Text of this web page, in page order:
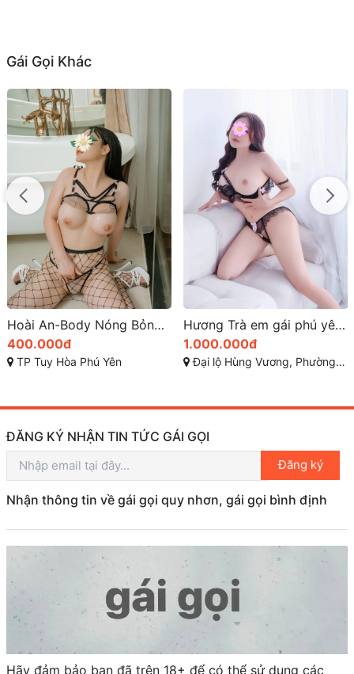
Gái Gọi Khác
Hoài An-Body Nóng Bỏng, Mông Đầm Chắc Cong Cớn, Làm Tình Nhiệt Tình Hết Mình
400.000đ
TP Tuy Hòa Phú Yên
Hương Trà em gái phú yên dễ thương và quyến rũ
1.000.000đ
Đại lộ Hùng Vương, Phường 9 - TP Tuy Hòa - Phú Yên
ĐĂNG KÝ NHẬN TIN TỨC GÁI GỌI
Đăng ký
Nhận thông tin về gái gọi quy nhơn, gái gọi bình định
Hãy đảm bảo bạn đã trên 18+ để có thể sử dụng các